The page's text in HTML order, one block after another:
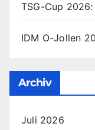
TSG-Cup
IDM O-Jollen
Archiv
Juli 2026